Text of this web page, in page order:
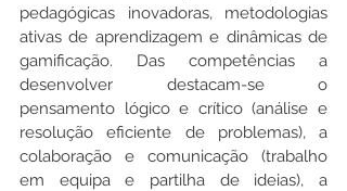
pedagógicas inovadoras, metodologias
ativas de aprendizagem e dinâmicas de
gamificação. Das competências a
desenvolver destacam-se o
pensamento lógico e crítico (análise e
resolução eficiente de problemas), a
colaboração e comunicação (trabalho
em equipa e partilha de ideias), a